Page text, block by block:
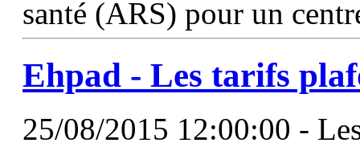
santé (ARS) pour un
Ehpad - Les tarifs
25/08/2015 12:00:00 -